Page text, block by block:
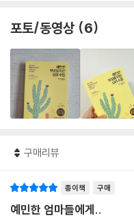
포토/동영상 (6)
구매리뷰
종이책 구매
예민한 엄마들에게..